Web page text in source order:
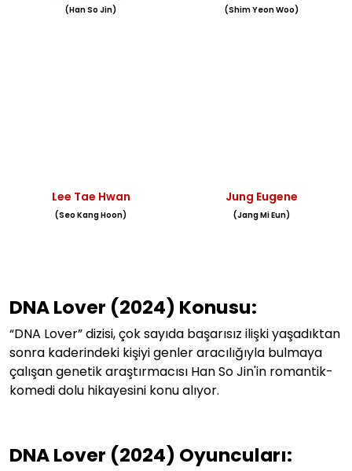
(Han So Jin) (Shim Yeon Woo)
Lee Tae Hwan
(Seo Kang Hoon)
Jung Eugene
(Jang Mi Eun)
DNA Lover (2024) Konusu:
“DNA Lover” dizisi, çok sayıda başarısız ilişki yaşadıktan
sonra kaderindeki kişiyi genler aracılığıyla bulmaya
çalışan genetik araştırmacısı Han So Jin'in romantik-
komedi dolu hikayesini konu alıyor.
DNA Lover (2024) Oyuncuları: